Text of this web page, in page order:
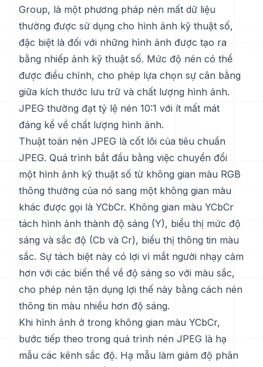
Group, là một phương pháp nén mất dữ liệu
thường được sử dụng cho hình ảnh kỹ thuật số,
đặc biệt là đối với những hình ảnh được tạo ra
bằng nhiếp ảnh kỹ thuật số. Mức độ nén có thể
được điều chỉnh, cho phép lựa chọn sự cân bằng
giữa kích thước lưu trữ và chất lượng hình ảnh.
JPEG thường đạt tỷ lệ nén 10:1 với ít mất mát
đáng kể về chất lượng hình ảnh.
Thuật toán nén JPEG là cốt lõi của tiêu chuẩn
JPEG. Quá trình bắt đầu bằng việc chuyển đổi
một hình ảnh kỹ thuật số từ không gian màu RGB
thông thường của nó sang một không gian màu
khác được gọi là YCbCr. Không gian màu YCbCr
tách hình ảnh thành độ sáng (Y), biểu thị mức độ
sáng và sắc độ (Cb và Cr), biểu thị thông tin màu
sắc. Sự tách biệt này có lợi vì mắt người nhạy cảm
hơn với các biến thể về độ sáng so với màu sắc,
cho phép nén tận dụng lợi thế này bằng cách nén
thông tin màu nhiều hơn độ sáng.
Khi hình ảnh ở trong không gian màu YCbCr,
bước tiếp theo trong quá trình nén JPEG là hạ
mẫu các kênh sắc độ. Hạ mẫu làm giảm độ phân